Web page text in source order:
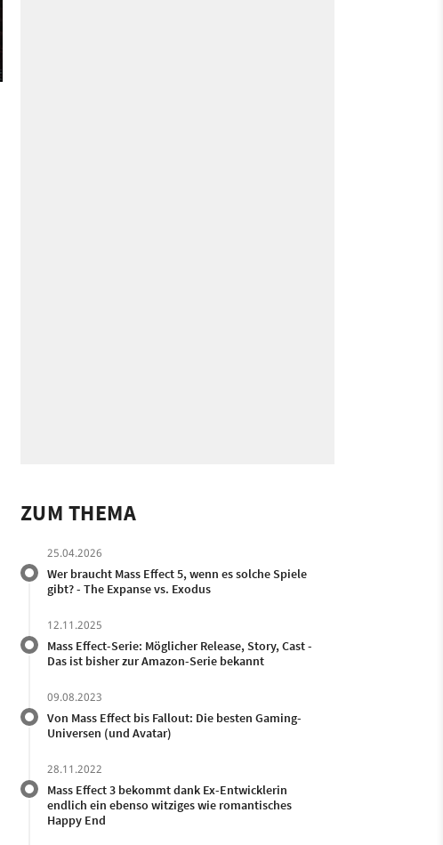
ZUM THEMA
25.04.2026
Wer braucht Mass Effect 5, wenn es solche Spiele
gibt? - The Expanse vs. Exodus
12.11.2025
Mass Effect-Serie: Möglicher Release, Story, Cast -
Das ist bisher zur Amazon-Serie bekannt
09.08.2023
Von Mass Effect bis Fallout: Die besten Gaming-
Universen (und Avatar)
28.11.2022
Mass Effect 3 bekommt dank Ex-Entwicklerin
endlich ein ebenso witziges wie romantisches
Happy End